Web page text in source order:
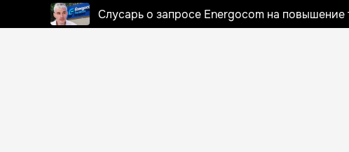
Слусарь о запросе Energocom на повышение